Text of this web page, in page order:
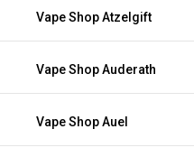
Vape Shop Atzelgift
Vape Shop Auderath
Vape Shop Auel